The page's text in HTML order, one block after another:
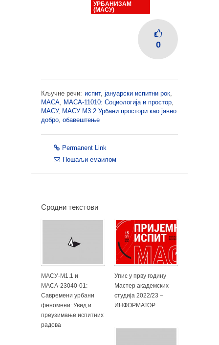
УРБАНИЗАМ
(МАСУ)
0
Кључне речи: испит, јануарски испитни рок,
МАСА, МАСА-11010: Социологија и простор,
МАСУ, МАСУ М3.2 Урбани простори као јавно
добро, обавештење
Permanent Link
Пошаљи емаилом
Сродни текстови
МАСУ-М1.1 и
МАСА-23040-01:
Савремени урбани
феномени: Увид и
преузимање испитних
радова
Упис у прву годину
Мастер академских
студија 2022/23 –
ИНФОРМАТОР